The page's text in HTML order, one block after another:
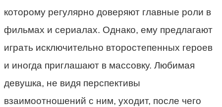
которому регулярно доверяют главные роли в
фильмах и сериалах. Однако, ему предлагают
играть исключительно второстепенных героев
и иногда приглашают в массовку. Любимая
девушка, не видя перспективы
взаимоотношений с ним, уходит, после чего